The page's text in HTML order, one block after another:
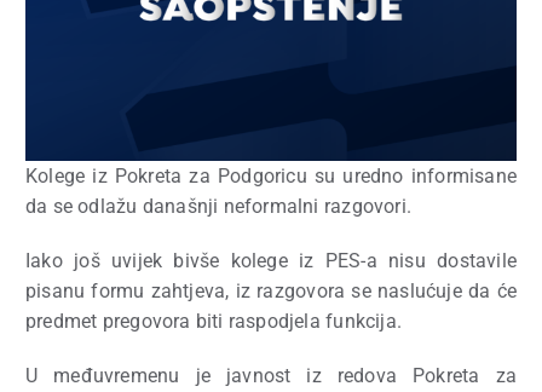
Kolege iz Pokreta za Podgoricu su uredno informisane
da se odlažu današnji neformalni razgovori.
Iako još uvijek bivše kolege iz PES-a nisu dostavile
pisanu formu zahtjeva, iz razgovora se naslućuje da će
predmet pregovora biti raspodjela funkcija.
U međuvremenu je javnost iz redova Pokreta za